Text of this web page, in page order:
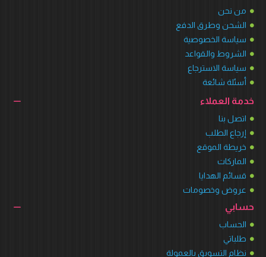
من نحن
الشحن وطرق الدفع
سياسة الخصوصية
الشروط والقواعد
سياسة الاسترجاع
أسئلة شائعة
خدمة العملاء
اتصل بنا
إرجاع الطلب
خريطة الموقع
الماركات
قسائم الهدايا
عروض وخصومات
حسابي
الحساب
طلباتي
نظام التسويق بالعمولة